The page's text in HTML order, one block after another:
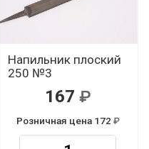
Напильник плоский
250 №3
167
Розничная цена 172